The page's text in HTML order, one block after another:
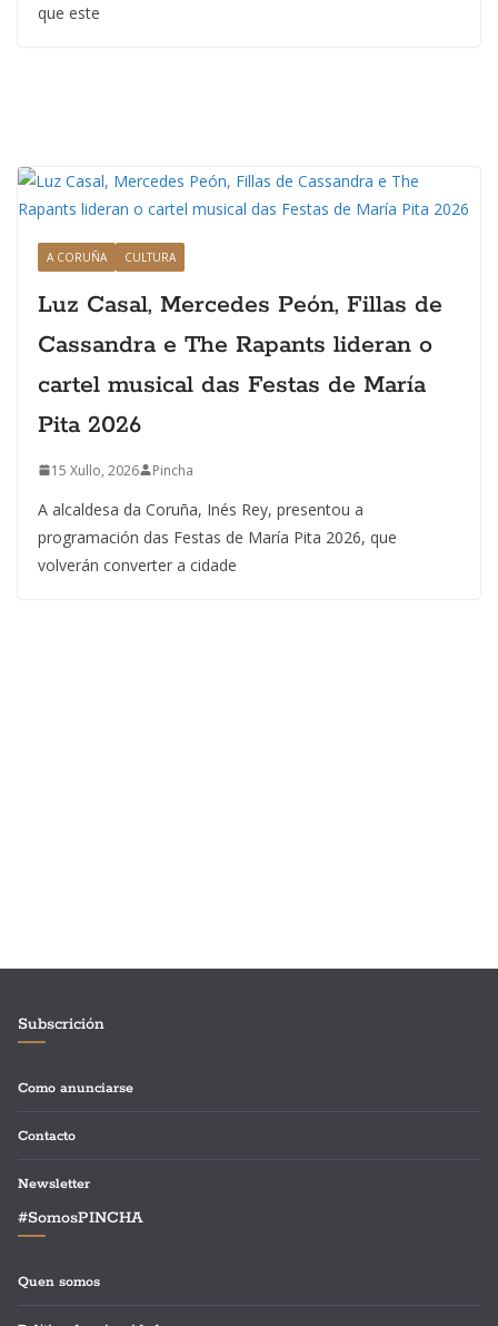
que este
A CORUÑA CULTURA
Luz Casal, Mercedes Peón, Fillas de
Cassandra e The Rapants lideran o
cartel musical das Festas de María
Pita 2026
15 Xullo, 2026 Pincha
A alcaldesa da Coruña, Inés Rey, presentou a
programación das Festas de María Pita 2026, que
volverán converter a cidade
Subscrición
Como anunciarse
Contacto
Newsletter
#SomosPINCHA
Quen somos